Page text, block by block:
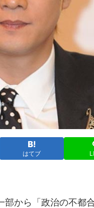
はてブ
から「政治の不都